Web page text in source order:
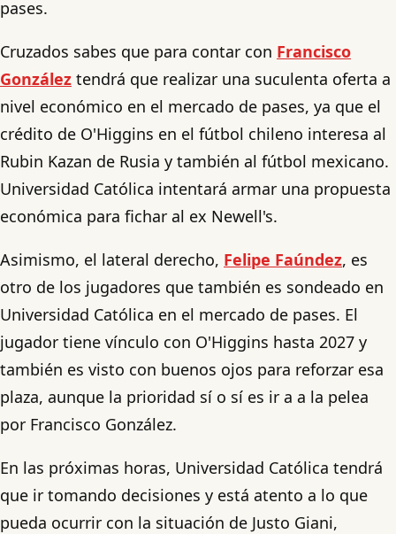
pases.
Cruzados sabes que para contar con Francisco
González tendrá que realizar una suculenta oferta a
nivel económico en el mercado de pases, ya que el
crédito de O'Higgins en el fútbol chileno interesa al
Rubin Kazan de Rusia y también al fútbol mexicano.
Universidad Católica intentará armar una propuesta
económica para fichar al ex Newell's.
Asimismo, el lateral derecho, Felipe Faúndez, es
otro de los jugadores que también es sondeado en
Universidad Católica en el mercado de pases. El
jugador tiene vínculo con O'Higgins hasta 2027 y
también es visto con buenos ojos para reforzar esa
plaza, aunque la prioridad sí o sí es ir a a la pelea
por Francisco González.
En las próximas horas, Universidad Católica tendrá
que ir tomando decisiones y está atento a lo que
pueda ocurrir con la situación de Justo Giani,